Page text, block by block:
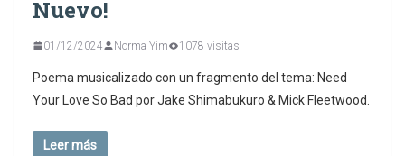
Nuevo!
01/12/2024 Norma Yim 1078 visitas
Poema musicalizado con un fragmento del tema: Need
Your Love So Bad por Jake Shimabukuro & Mick Fleetwood.
Leer más